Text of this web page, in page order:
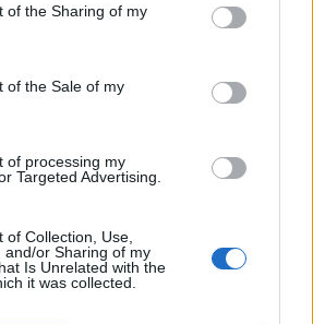
of the Sharing of my
of the Sale of my
of processing my
Targeted Advertising.
of Collection, Use,
and/or Sharing of my
Is Unrelated with the
it was collected.